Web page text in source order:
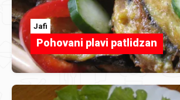
Jafi
Pohovani plavi patlidzan